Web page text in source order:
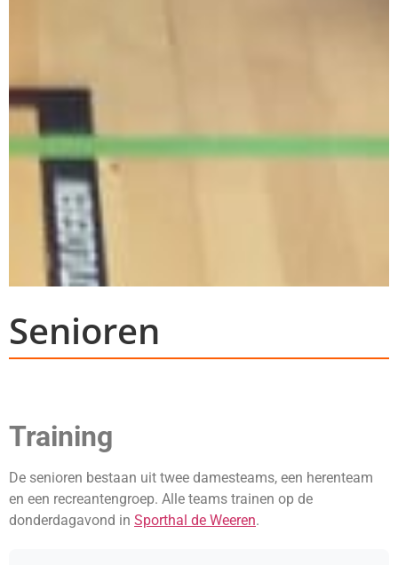
Volleyballen in Amsterdam Noord
Senioren
Training
De senioren bestaan uit twee damesteams, een herenteam
en een recreantengroep. Alle teams trainen op de
donderdagavond in Sporthal de Weeren.